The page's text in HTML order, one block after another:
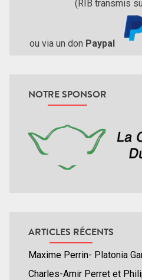
(RIB transmis
ou via un don Paypal
NOTRE SPONSOR
ARTICLES RÉCENTS
Maxime Perrin- Platonia
Charles-Amir Perret et